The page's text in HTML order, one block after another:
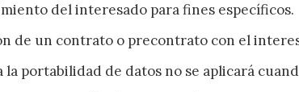
del interesado para fines específicos.
de un contrato o precontrato con el
la portabilidad de datos no se aplicará